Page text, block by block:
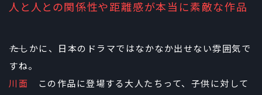
人と人との関係性や距離感が本当に素敵な作品
――たしかに、日本のドラマではなかなか出せない雰囲気で
すね。
川面 この作品に登場する大人たちって、子供に対して